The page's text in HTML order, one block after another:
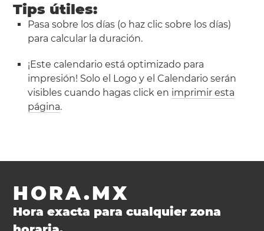
Tips útiles:
Pasa sobre los días (o haz clic sobre los días)
para calcular la duración.
¡Este calendario está optimizado para
impresión! Solo el Logo y el Calendario serán
visibles cuando hagas click en imprimir esta
página.
HORA.MX
Hora exacta para cualquier zona